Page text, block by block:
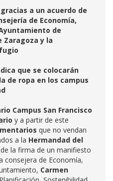
a un acuerdo de
de Economía,
de
Zaragoza y la
que se colocarán
de ropa en los campus
Campus San Francisco
y a partir de este
que no vendan
a la Hermandad del
la firma de un manifiesto
consejera de Economía,
Carmen